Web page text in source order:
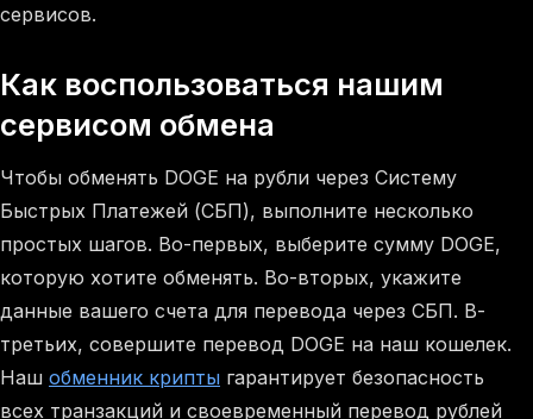
сервисов.
Как воспользоваться нашим
сервисом обмена
Чтобы обменять DOGE на рубли через Систему
Быстрых Платежей (СБП), выполните несколько
простых шагов. Во-первых, выберите сумму DOGE,
которую хотите обменять. Во-вторых, укажите
данные вашего счета для перевода через СБП. В-
третьих, совершите перевод DOGE на наш кошелек.
Наш обменник крипты гарантирует безопасность
всех транзакций и своевременный перевод рублей